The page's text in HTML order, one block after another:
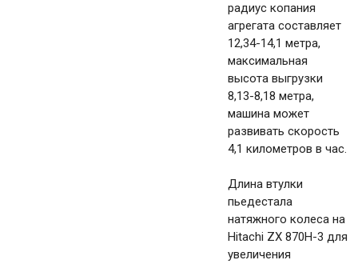
радиус копания
агрегата составляет
12,34-14,1 метра,
максимальная
высота выгрузки
8,13-8,18 метра,
машина может
развивать скорость
4,1 километров в час.
Длина втулки
пьедестала
натяжного колеса на
Hitachi ZX 870H-3 для
увеличения